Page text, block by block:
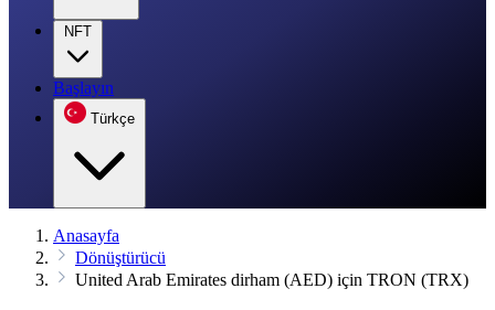
NFT
Başlayın
Türkçe
Anasayfa
Dönüştürücü
United Arab Emirates dirham (AED) için TRON (TRX)